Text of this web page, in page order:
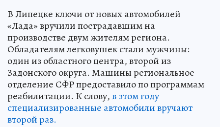
В Липецке ключи от новых автомобилей
«Лада» вручили пострадавшим на
производстве двум жителям региона.
Обладателям легковушек стали мужчины:
один из областного центра, второй из
Задонского округа. Машины региональное
отделение СФР предоставило по программам
реабилитации. К слову,в этом году
специализированные автомобили вручают
второй раз.